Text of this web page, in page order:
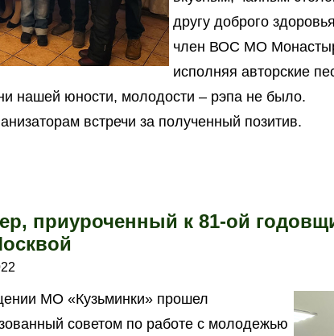
другу доброго
член ВОС МО
исполняя авторские
нашей юности, молодости – рэпа не было.
встречи за полученный позитив.
приуроченный к 81-ой
МО «Кузьминки» прошел
советом по работе с молодежью